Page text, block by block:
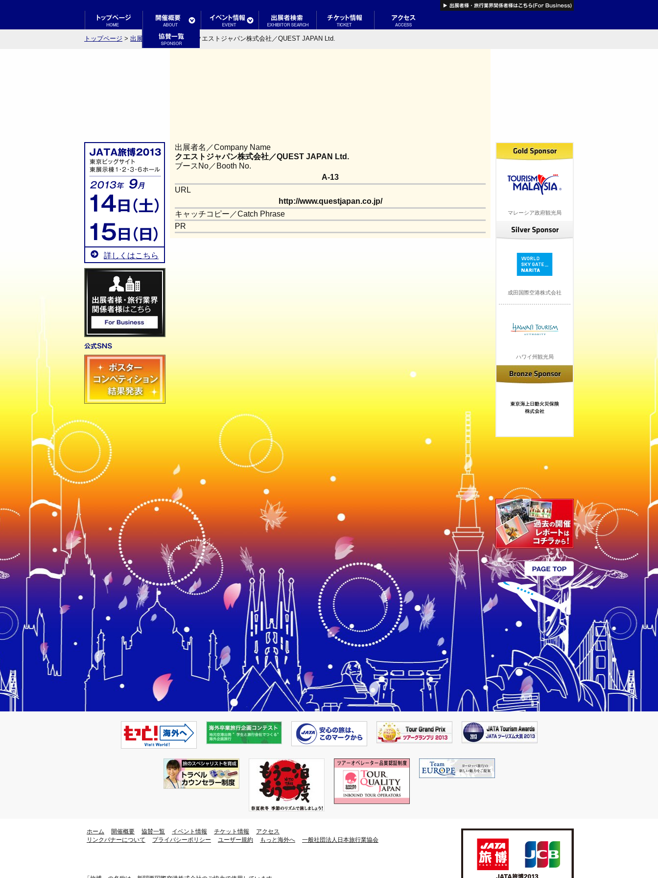
トップページ > 出展者検索結果一覧 > クエストジャパン株式会社／QUEST JAPAN Ltd.
詳しくはこちら
出展者名／Company Name
クエストジャパン株式会社／QUEST JAPAN Ltd.
ブースNo／Booth No.
A-13
URL
http://www.questjapan.co.jp/
キャッチコピー／Catch Phrase
PR
マレーシア政府観光局
成田国際空港株式会社
ハワイ州観光局
ホーム 開催概要 協賛一覧 イベント情報 チケット情報
アクセス
リンクバナーについて
プライバシーポリシー ユーザー規約 もっと海外へ 一般社団法人日本旅行業協会